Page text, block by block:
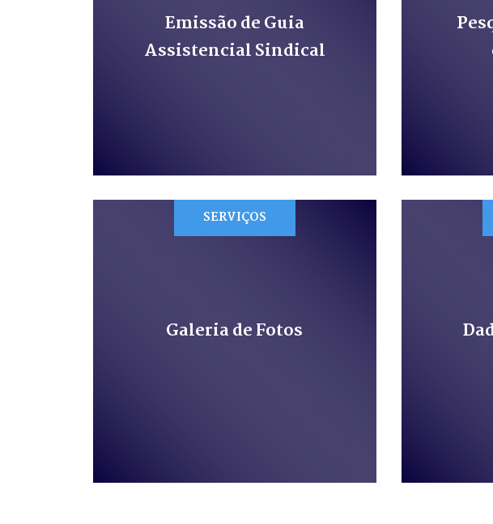
Emissão de Guia
Assistencial Sindical
SERVIÇOS
Galeria de Fotos